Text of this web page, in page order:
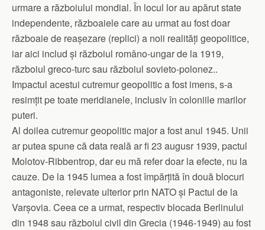
urmare a războiului mondial. În locul lor au apărut state
independente, războaiele care au urmat au fost doar
războaie de reașezare (replici) a noii realități geopolitice,
iar aici includ și războiul româno-ungar de la 1919,
războiul greco-turc sau războiul sovieto-polonez..
Impactul acestui cutremur geopolitic a fost imens, s-a
resimțit pe toate meridianele, inclusiv în coloniile marilor
puteri.
Al doilea cutremur geopolitic major a fost anul 1945. Unii
ar putea spune că data reală ar fi 23 augusr 1939, pactul
Molotov-Ribbentrop, dar eu mă refer doar la efecte, nu la
cauze. De la 1945 lumea a fost împărțită în două blocuri
antagoniste, relevate ulterior prin NATO și Pactul de la
Varșovia. Ceea ce a urmat, respectiv blocada Berlinului
din 1948 sau războiul civil din Grecia (1946-1949) au fost